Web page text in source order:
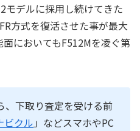
モデルに採用し続けてきた
方式を復活させた事が最大
においてもF512Mを凌ぐ第
、下取り査定を受ける前
ビクル 」などスマホやPC